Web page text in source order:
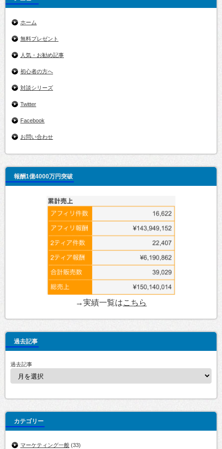
ホーム
無料プレゼント
人気・お勧め記事
初心者の方へ
対談シリーズ
Twitter
Facebook
お問い合わせ
報酬1億4000万円突破
→実績一覧はこちら
過去記事
過去記事
カテゴリー
マーケティング一般 (33)